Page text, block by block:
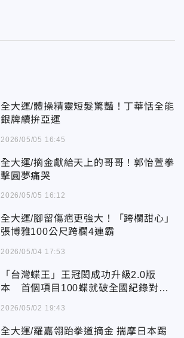
全大運/體操精靈短髮驚豔！丁華恬全能
銀牌續拚亞運
2026/05/05 16:45
全大運/摘金獻給天上的哥哥！郭怡萱拳
擊圓夢痛哭
2026/05/05 16:12
全大運/腳留傷疤更強大！「跨欄甜心」
張博雅100公尺跨欄4連霸
2026/05/04 17:53
「台灣蝶王」王冠閎成功升級2.0版
本 首個項目100蝶就破全國紀錄對今
2026/05/02 19:43
全大運/羅嘉翎跆拳道摘金 揣摩日本踢